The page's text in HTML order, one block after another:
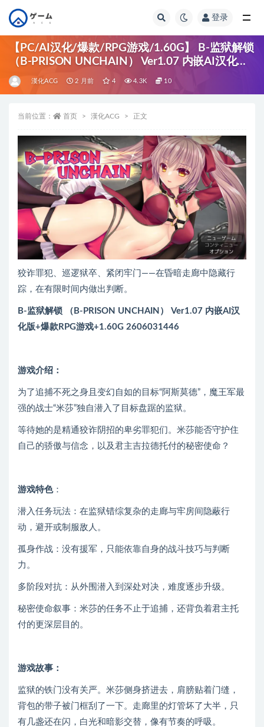
登录
【PC/AI汉化/爆款/RPG游戏/1.60G】 B-监狱解锁
（B-PRISON UNCHAIN） Ver1.07 内嵌AI汉化版
+爆款RPG游戏+1.60G
漢化ACG 2 月前 4 4.3K 10
当前位置： 首页 漢化ACG 正文
狡诈罪犯、巡逻狱卒、紧闭牢门——在昏暗走廊中隐藏行
踪，在有限时间内做出判断。
B-监狱解锁 （B-PRISON UNCHAIN） Ver1.07 内嵌AI汉
化版+爆款RPG游戏+1.60G 2606031446
游戏介绍：
为了追捕不死之身且变幻自如的目标“阿斯莫德”，魔王军最
强的战士“米莎”独自潜入了目标盘踞的监狱。
等待她的是精通狡诈阴招的卑劣罪犯们。米莎能否守护住
自己的骄傲与信念，以及君主吉拉德托付的秘密使命？
游戏特色：
潜入任务玩法：在监狱错综复杂的走廊与牢房间隐蔽行
动，避开或制服敌人。
孤身作战：没有援军，只能依靠自身的战斗技巧与判断
力。
多阶段对抗：从外围潜入到深处对决，难度逐步升级。
秘密使命叙事：米莎的任务不止于追捕，还背负着君主托
付的更深层目的。
游戏故事：
监狱的铁门没有关严。米莎侧身挤进去，肩膀贴着门缝，
背包的带子被门框刮了一下。走廊里的灯管坏了大半，只
有几盏还在闪，白光和暗影交替，像有节奏的呼吸。